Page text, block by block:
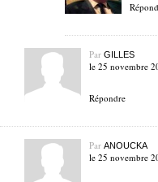
Par GILLES
le 25 novembre
Répondre
Par ANOUCKA
le 25 novembre